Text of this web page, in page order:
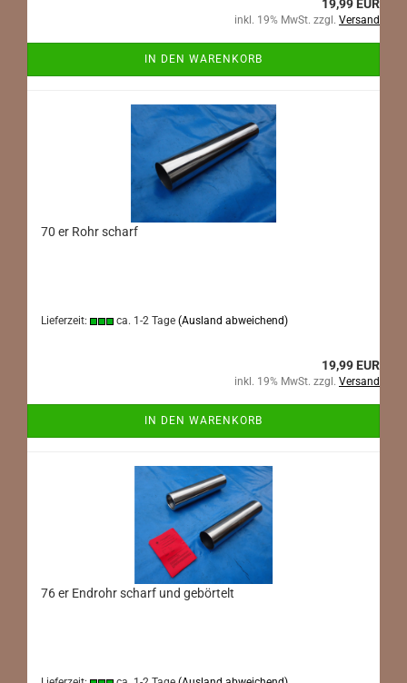
19,99 EUR
inkl. 19% MwSt. zzgl. Versand
IN DEN WARENKORB
70 er Rohr scharf
Lieferzeit: ca. 1-2 Tage (Ausland abweichend)
19,99 EUR
inkl. 19% MwSt. zzgl. Versand
IN DEN WARENKORB
76 er Endrohr scharf und gebörtelt